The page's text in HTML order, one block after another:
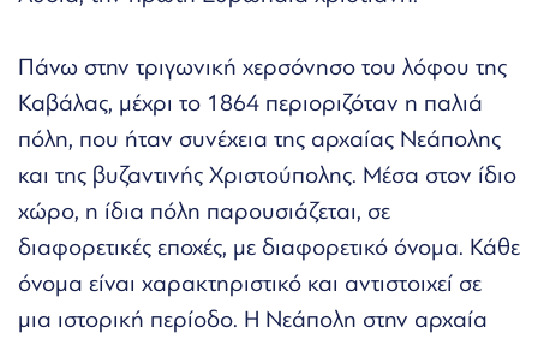
Πάνω στην τριγωνική χερσόνησο του λόφου της
Καβάλας, μέχρι το 1864 περιοριζόταν η παλιά
πόλη, που ήταν συνέχεια της αρχαίας Νεάπολης
και της βυζαντινής Χριστούπολης. Μέσα στον ίδιο
χώρο, η ίδια πόλη παρουσιάζεται, σε
διαφορετικές εποχές, με διαφορετικό όνομα. Κάθε
όνομα είναι χαρακτηριστικό και αντιστοιχεί σε
μια ιστορική περίοδο. Η Νεάπολη στην αρχαία